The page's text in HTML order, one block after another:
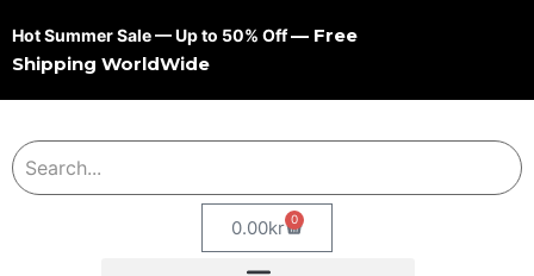
Hot Summer Sale — Up to 50% Off— Free
Shipping WorldWide
0.00kr 0